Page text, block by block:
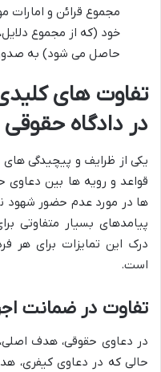
مجموع قرائن و امارات
خود (که از مجموع
حاصل می شود) به صدور
تفاوت های
در دادگاه
یکی از ظرایف و پیچیدگی
قواعد و رویه ها بین دعاوی
ها در مورد عدم حضور شهود
پیامدهای بسیار متفاوتی
درک این تمایزات برای هر
است.
تفاوت در ضمانت
در دعاوی حقوقی، هدف
حالی که در دعاوی کیفری،